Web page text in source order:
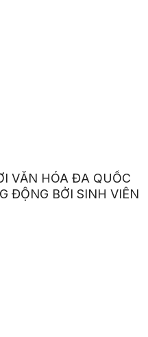
VĂN HÓA ĐA QUỐC
ĐỘNG BỞI SINH VIÊN